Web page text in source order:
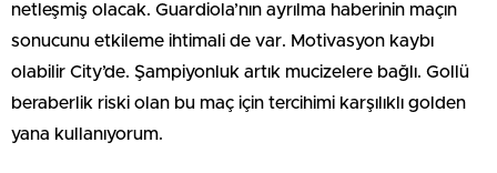
netleşmiş olacak. Guardiola’nın ayrılma haberinin maçın
sonucunu etkileme ihtimali de var. Motivasyon kaybı
olabilir City’de. Şampiyonluk artık mucizelere bağlı. Gollü
beraberlik riski olan bu maç için tercihimi karşılıklı golden
yana kullanıyorum.